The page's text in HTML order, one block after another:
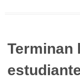
Terminan